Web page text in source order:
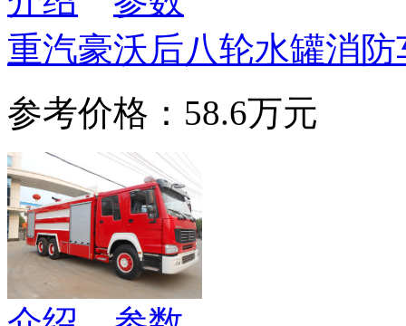
重汽豪沃后八轮水罐消防
参考价格：58.6万元